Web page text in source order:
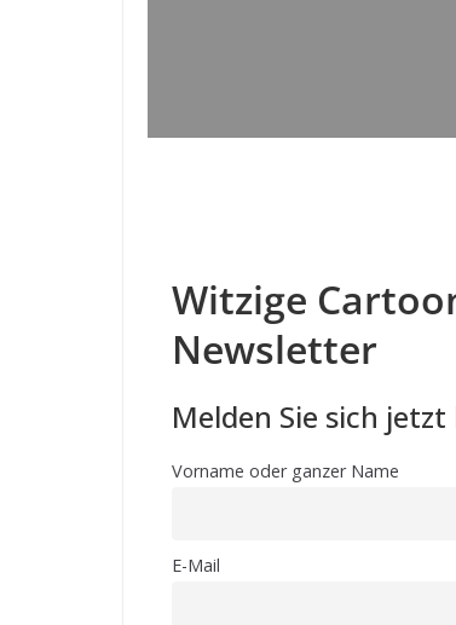
Witzige
Newsletter
Melden Sie sich
Vorname oder ganzer Name
E-Mail